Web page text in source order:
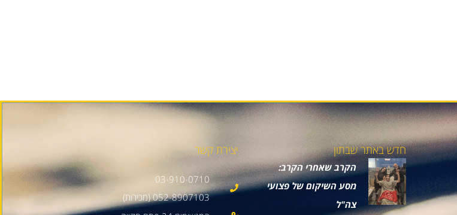
חדש באתר שבתון
הקרב שאחרי הקרב:
מסע השיקום של פצועי
צה"ל
יצירת קשר
03-910-0710
052-8907103 (מכירות)